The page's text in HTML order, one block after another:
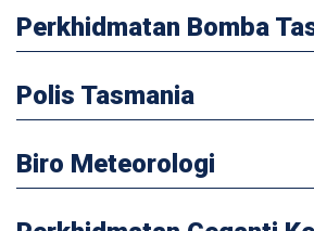
Perkhidmatan Bomba
Polis Tasmania
Biro Meteorologi